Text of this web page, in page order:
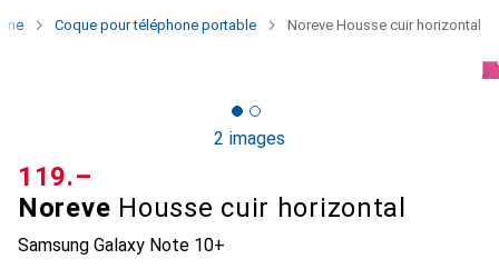
Coque pour téléphone portable Noreve Housse cuir horizontal
2 images
Noreve Housse cuir horizontal
Samsung Galaxy Note 10+
CHF
119.–